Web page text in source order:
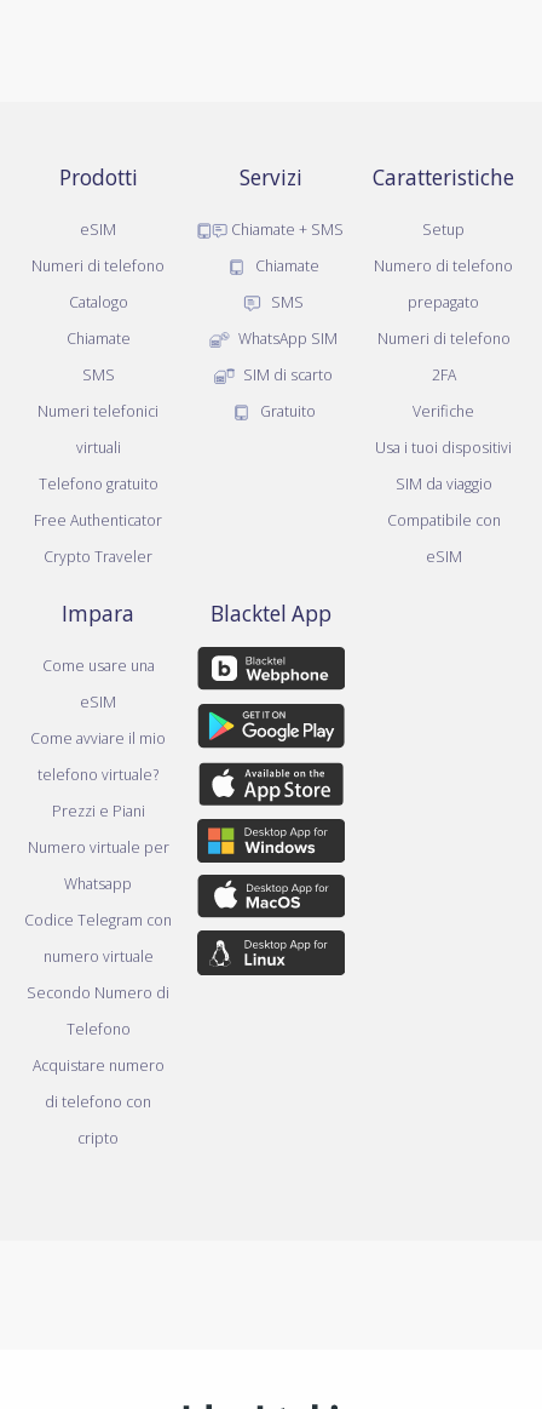
Prodotti
eSIM
Numeri di telefono
Catalogo
Chiamate
SMS
Numeri telefonici
virtuali
Telefono gratuito
Free Authenticator
Crypto Traveler
Servizi
Chiamate + SMS
Chiamate
SMS
WhatsApp SIM
SIM di scarto
Gratuito
Caratteristiche
Setup
Numero di telefono
prepagato
Numeri di telefono
2FA
Verifiche
Usa i tuoi dispositivi
SIM da viaggio
Compatibile con
eSIM
Impara
Come usare una
eSIM
Come avviare il mio
telefono virtuale?
Prezzi e Piani
Numero virtuale per
Whatsapp
Codice Telegram con
numero virtuale
Secondo Numero di
Telefono
Acquistare numero
di telefono con
cripto
Blacktel App